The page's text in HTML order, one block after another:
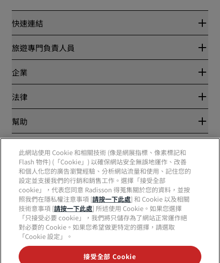
快速連結
Radisson Rewards
Blog
目的地
Radisson Hotels APP
運動認證的酒店
適合家庭的酒店
健康與安全
旅遊專門負責人員
夥伴
企業
麗笙酒店集團
工作機會 RHG
工作機會 PPHE
工作機會 EHL
The Club by RHG
業務開發
責任企業
採購
法律
隱私權中心
麗賞會條款和條件
網站使用協定
數位協助工具
現代奴役制聲明書
幫助
聯絡
常見問題解答
網站地圖
社群媒體
Radisson Hotels 品牌
絕對不會錯過我們最熱門的優惠
此網站使用 Cookie 和相關技術 (像是網展指標、像素標記和
Flash 物件) (「Cookie」) 以確保網站安全無誤地運作、改善
和個人化您的廣告瀏覽經驗、分析網站流量和使用、記住您的
設定並支援我們的行銷和銷售工作。選擇「接受全部
cookie」，代表您同意 Radisson 得蒐集關於您的資料，並按
照我們在隱私權注意事項 [請按一下此處] 和 Cookie 以及相關
技術意事項 [請按一下此處] 所述使用 Cookie。如果您選擇
「只接受必要 cookie」，我們將只儲存為了網站正常運作絕
對必要的 Cookie。如果您希望做更特定的選擇，請選取
「Cookie 設定」。
接受全部 Cookie